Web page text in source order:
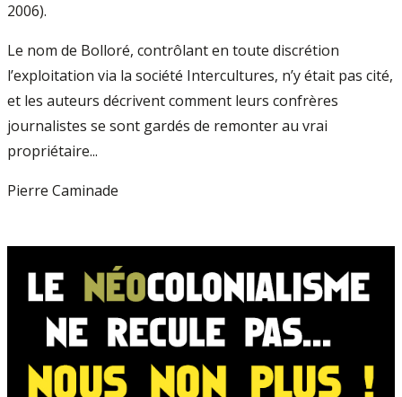
2006).
Le nom de Bolloré, contrôlant en toute discrétion
l’exploitation via la société Intercultures, n’y était pas cité,
et les auteurs décrivent comment leurs confrères
journalistes se sont gardés de remonter au vrai
propriétaire...
Pierre Caminade